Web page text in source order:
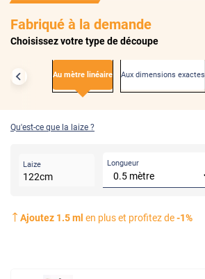
Fabriqué à la demande
Choisissez votre type de découpe
Au mètre linéaire Aux dimensions exactes
Qu'est-ce que la laize ?
Laize
122cm
Longueur
Ajoutez 1.5ml en plus et profitez de-1%